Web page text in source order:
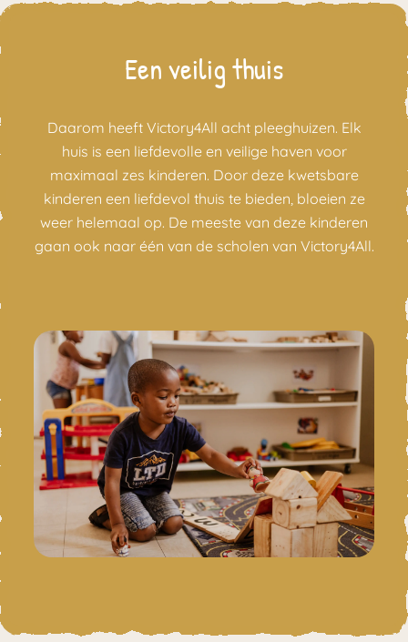
Een veilig thuis
Daarom heeft Victory4All acht pleeghuizen. Elk
huis is een liefdevolle en veilige haven voor
maximaal zes kinderen. Door deze kwetsbare
kinderen een liefdevol thuis te bieden, bloeien ze
weer helemaal op. De meeste van deze kinderen
gaan ook naar één van de scholen van Victory4All.